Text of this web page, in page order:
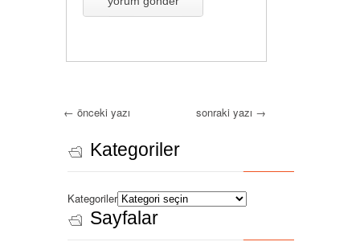
← önceki yazı sonraki yazı →
Kategoriler
Kategoriler
Sayfalar